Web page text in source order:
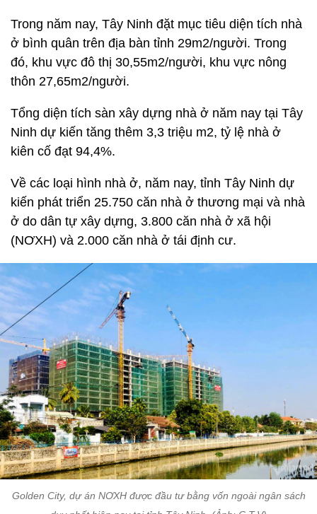
Trong năm nay, Tây Ninh đặt mục tiêu diện tích nhà
ở bình quân trên địa bàn tỉnh 29m2/người. Trong
đó, khu vực đô thị 30,55m2/người, khu vực nông
thôn 27,65m2/người.
Tổng diện tích sàn xây dựng nhà ở năm nay tại Tây
Ninh dự kiến tăng thêm 3,3 triệu m2, tỷ lệ nhà ở
kiên cố đạt 94,4%.
Về các loại hình nhà ở, năm nay, tỉnh Tây Ninh dự
kiến phát triển 25.750 căn nhà ở thương mại và nhà
ở do dân tự xây dựng, 3.800 căn nhà ở xã hội
(NƠXH) và 2.000 căn nhà ở tái định cư.
Golden City, dự án NƠXH được đầu tư bằng vốn ngoài ngân sách